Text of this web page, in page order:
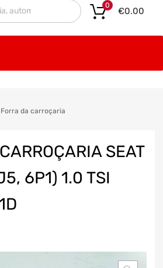
€0.00
0
Forra da carroçaria
SEAT
6P1) 1.0 TSI